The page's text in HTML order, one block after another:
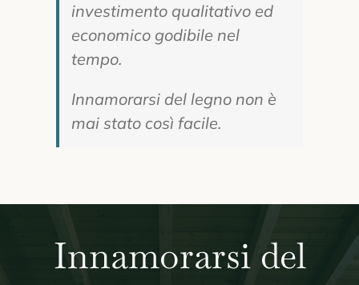
investimento qualitativo ed
economico godibile nel
tempo.
Innamorarsi del legno non è
mai stato così facile.
Innamorarsi del